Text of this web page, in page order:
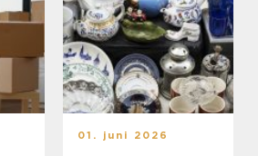
01. juni 2026